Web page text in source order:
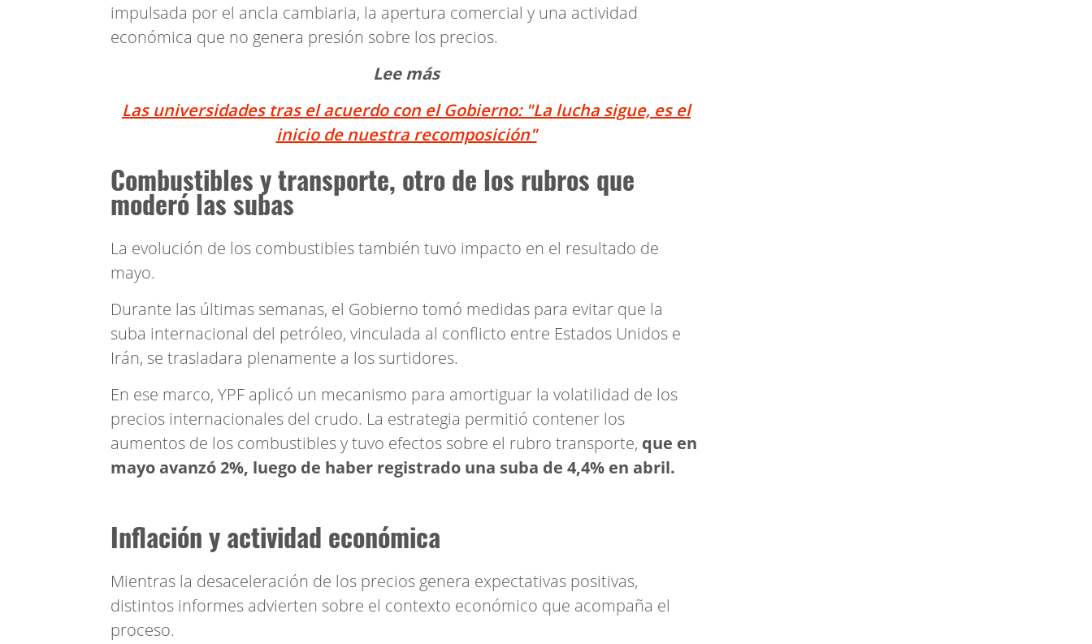
impulsada por el ancla cambiaria, la apertura comercial y una actividad
económica que no genera presión sobre los precios.
Lee más
Las universidades tras el acuerdo con el Gobierno: "La lucha sigue, es el
inicio de nuestra recomposición"
Combustibles y transporte, otro de los rubros que
moderó las subas
La evolución de los combustibles también tuvo impacto en el resultado de
mayo.
Durante las últimas semanas, el Gobierno tomó medidas para evitar que la
suba internacional del petróleo, vinculada al conflicto entre Estados Unidos e
Irán, se trasladara plenamente a los surtidores.
En ese marco, YPF aplicó un mecanismo para amortiguar la volatilidad de los
precios internacionales del crudo. La estrategia permitió contener los
aumentos de los combustibles y tuvo efectos sobre el rubro transporte, que en
mayo avanzó 2%, luego de haber registrado una suba de 4,4% en abril.
Inflación y actividad económica
Mientras la desaceleración de los precios genera expectativas positivas,
distintos informes advierten sobre el contexto económico que acompaña el
proceso.